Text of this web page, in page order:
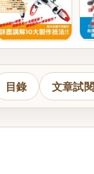
目錄 文章試閱